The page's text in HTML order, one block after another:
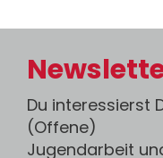
Du interessierst
(Offene)
Jugendarbeit